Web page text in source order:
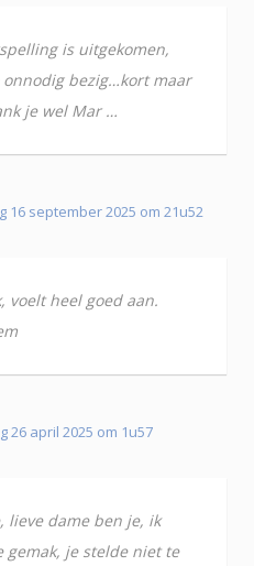
is uitgekomen,
bezig…kort maar
je wel Mar …
16 september 2025 om 21u52
voelt heel goed aan.
26 april 2025 om 1u57
lieve dame ben je, ik
gemak, je stelde niet te